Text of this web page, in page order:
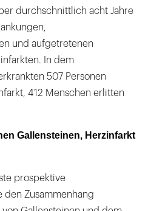
durchschnittlich acht Jahre
und aufgetretenen
In dem
507 Personen
412 Menschen erlitten
Gallensteinen, Herzinfarkt
prospektive
den Zusammenhang